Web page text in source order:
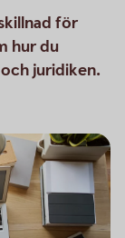
för
hur du
juridiken.